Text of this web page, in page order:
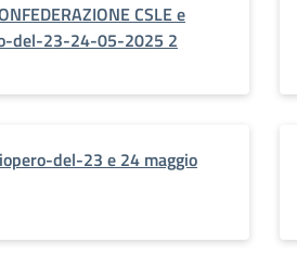
CSLE e
del-23-24-05-2025 2
del-23 e 24 maggio